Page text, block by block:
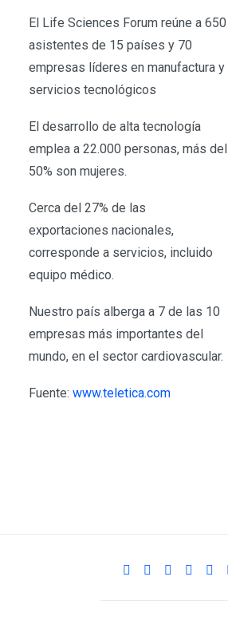
El Life Sciences Forum reúne a 650
asistentes de 15 países y 70
empresas líderes en manufactura y
servicios tecnológicos
El desarrollo de alta tecnología
emplea a 22.000 personas, más del
50% son mujeres.
Cerca del 27% de las
exportaciones nacionales,
corresponde a servicios, incluido
equipo médico.
Nuestro país alberga a 7 de las 10
empresas más importantes del
mundo, en el sector cardiovascular.
Fuente: www.teletica.com